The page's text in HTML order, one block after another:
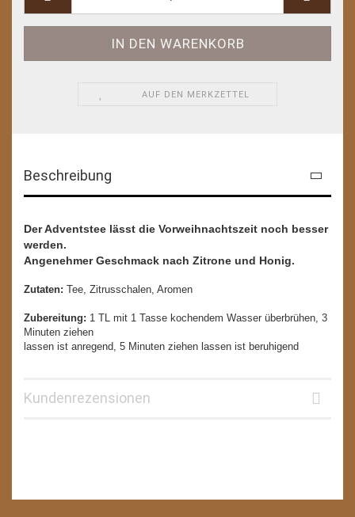
AUF DEN MERKZETTEL
Beschreibung
Der Adventstee lässt die Vorweihnachtszeit noch besser
werden.
Angenehmer Geschmack nach Zitrone und Honig.
Zutaten: Tee, Zitrusschalen, Aromen
Zubereitung: 1 TL mit 1 Tasse kochendem Wasser überbrühen, 3
Minuten ziehen
lassen ist anregend, 5 Minuten ziehen lassen ist beruhigend
Kundenrezensionen